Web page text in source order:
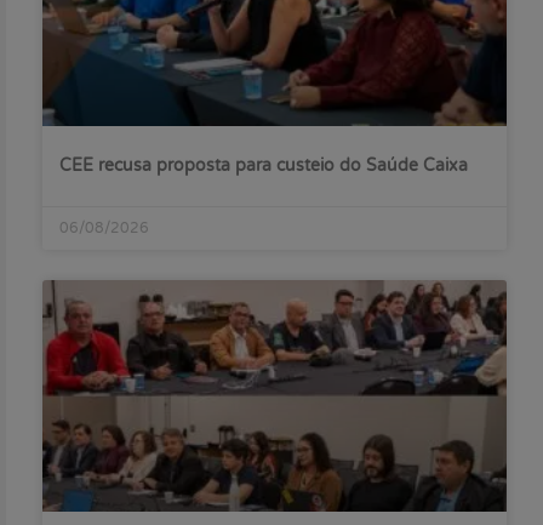
CEE recusa proposta para custeio do Saúde Caixa
06/08/2026